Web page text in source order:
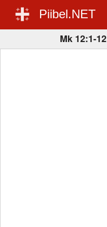
Piibel.NET
Mk 12:1-12